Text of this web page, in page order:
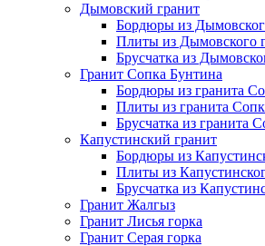
Дымовский гранит
Бордюры из
Плиты из Дымовского
Брусчатка из
Гранит Сопка Бунтина
Бордюры из гранита
Плиты из гранита
Брусчатка из гранита
Капустинский гранит
Бордюры из
Плиты из
Брусчатка из
Гранит Жалгыз
Гранит Лисья горка
Гранит Серая горка